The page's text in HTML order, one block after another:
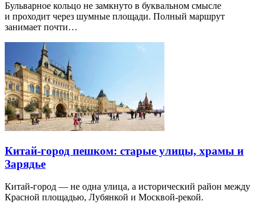
Бульварное кольцо не замкнуто в буквальном смысле
и проходит через шумные площади. Полный маршрут
занимает почти…
Китай-город пешком: старые улицы, храмы и
Зарядье
Китай-город — не одна улица, а исторический район между
Красной площадью, Лубянкой и Москвой-рекой.